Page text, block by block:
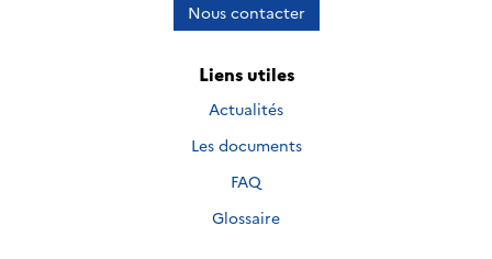
Nous contacter
Liens utiles
Actualités
Les documents
FAQ
Glossaire